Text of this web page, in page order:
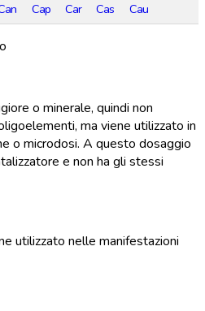
Cap Car Cas Cau
o minerale, quindi non
ma viene utilizzato in
o microdosi. A questo dosaggio
e non ha gli stessi
utilizzato nelle manifestazioni